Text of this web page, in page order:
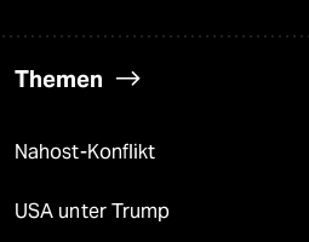
Themen
Nahost-Konflikt
USA unter Trump